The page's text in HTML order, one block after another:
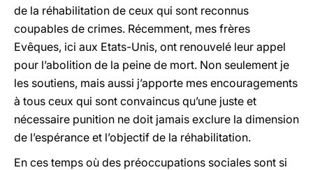
de la réhabilitation de ceux qui sont reconnus
coupables de crimes. Récemment, mes frères
Evêques, ici aux Etats-Unis, ont renouvelé leur appel
pour l’abolition de la peine de mort. Non seulement je
les soutiens, mais aussi j’apporte mes encouragements
à tous ceux qui sont convaincus qu’une juste et
nécessaire punition ne doit jamais exclure la dimension
de l’espérance et l’objectif de la réhabilitation.
En ces temps où des préoccupations sociales sont si